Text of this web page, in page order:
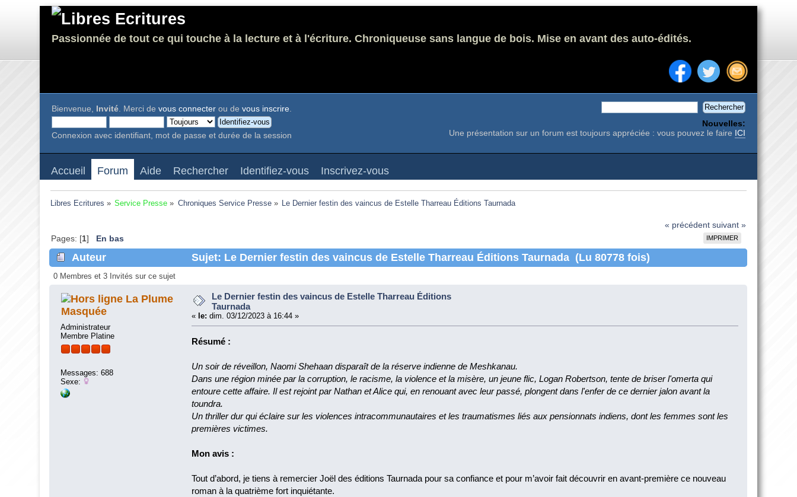
Passionnée de tout ce qui touche à la lecture et à l'écriture. Chroniqueuse sans langue de bois. Mise en avant des auto-édités.
Bienvenue, Invité. Merci devous connecter ou devous inscrire.
Connexion avec identifiant, mot de passe et durée de la session
Nouvelles:
Une présentation sur un forum est toujours appréciée : vous pouvez le faire ICI
Accueil Forum Aide Rechercher Identifiez-vous Inscrivez-vous
Libres Ecritures » Service Presse » Chroniques Service Presse» Le Dernier festin des vaincus de Estelle Tharreau Éditions Taurnada
« précédent suivant »
IMPRIMER
Pages: [1] En bas
Auteur Sujet: Le Dernier festin des vaincus de Estelle Tharreau Éditions Taurnada (Lu 80778 fois)
0 Membres et 3 Invités sur ce sujet
La Plume
Masquée
Administrateur
Membre Platine
Messages: 688
Sexe:
Le Dernier festin des vaincus de Estelle Tharreau Éditions
Taurnada
« le: dim. 03/12/2023 à 16:44 »
Résumé :
Un soir de réveillon, Naomi Shehaan disparaît de la réserve indienne de Meshkanau.
Dans une région minée par la corruption, le racisme, la violence et la misère, un jeune flic, Logan Robertson, tente de briser l'omerta qui
entoure cette affaire. Il est rejoint par Nathan et Alice qui, en renouant avec leur passé, plongent dans l'enfer de ce dernier jalon avant la
toundra.
Un thriller dur qui éclaire sur les violences intracommunautaires et les traumatismes liés aux pensionnats indiens, dont les femmes sont les
premières victimes.
Mon avis :
Tout d’abord, je tiens à remercier Joël des éditions Taurnada pour sa confiance et pour m’avoir fait découvrir en avant-première ce nouveau
roman à la quatrième fort inquiétante.